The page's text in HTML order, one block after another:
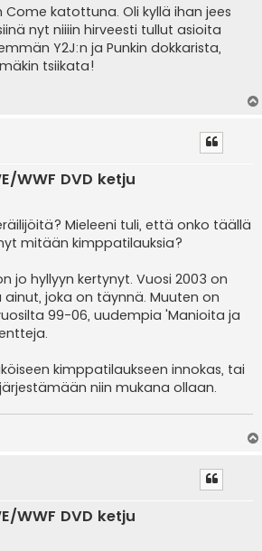
Come katottuna. Oli kyllä ihan jees
nyt niiiin hirveesti tullut asioita
Y2J:n ja Punkin dokkarista,
tsiikata!
WWF DVD ketju
Mieleeni tuli, että onko täällä
mitään kimppatilauksia?
jo hyllyyn kertynyt. Vuosi 2003 on
ainut, joka on täynnä. Muuten on
99-06, uudempia 'Manioita ja
kimppatilaukseen innokas, tai
niin mukana ollaan.
WWF DVD ketju